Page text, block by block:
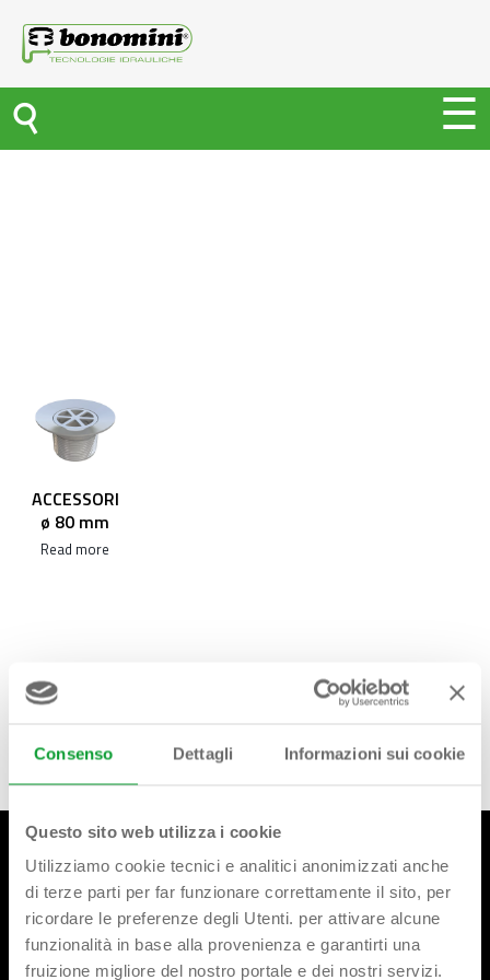
Consenso Dettagli Informazioni sui cookie
Questo sito web utilizza i cookie
Utilizziamo cookie tecnici e analitici anonimizzati anche
di terze parti per far funzionare correttamente il sito, per
ricordare le preferenze degli Utenti. per attivare alcune
funzionalità in base alla provenienza e garantirti una
fruizione migliore del nostro portale e dei nostri servizi.
ACCESSORI
ø 80 mm
Read more